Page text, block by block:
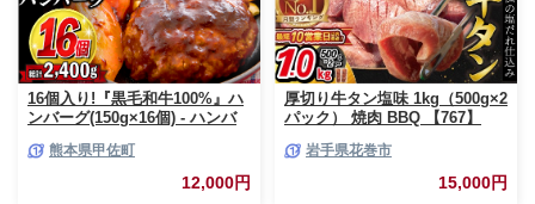
16個入り!『黒毛和牛100%』ハ
ンバーグ(150g×16個) - ハンバ
個包装 小分け 人気 牛肉100%
黒毛和牛 冷凍 国産 おすすめ ラ
ンキング 和牛 お取り寄せ 焼く
熊本県甲佐町
12,000円
厚切り牛タン塩味 1kg（500g×2
パック） 焼肉 BBQ 【767】
岩手県花巻市
15,000円